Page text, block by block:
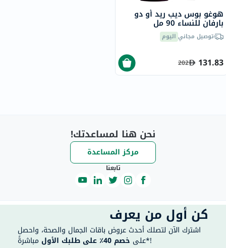
هوغو بوس ديب ريد أو دو
بارفان للنساء 90 مل
توصيل مجاني اليوم
131.83
202
نحن هنا لمساعدتك!
مركز المساعدة
تابعنا
كن أول من يعرف
اشترك الآن لتصلك أحدث عروض باقات الجمال والصحة، واحصل
على خصم 40٪ على طلبك الأول مباشرةً*!